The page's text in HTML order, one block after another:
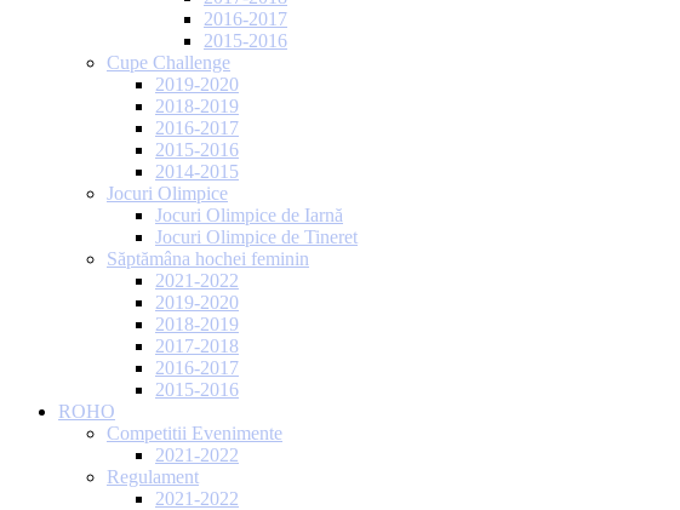
2016-2017
2015-2016
Cupe Challenge
2019-2020
2018-2019
2016-2017
2015-2016
2014-2015
Jocuri Olimpice
Jocuri Olimpice de Iarnă
Jocuri Olimpice de Tineret
Săptămâna hochei feminin
2021-2022
2019-2020
2018-2019
2017-2018
2016-2017
2015-2016
ROHO
Competitii Evenimente
2021-2022
Regulament
2021-2022